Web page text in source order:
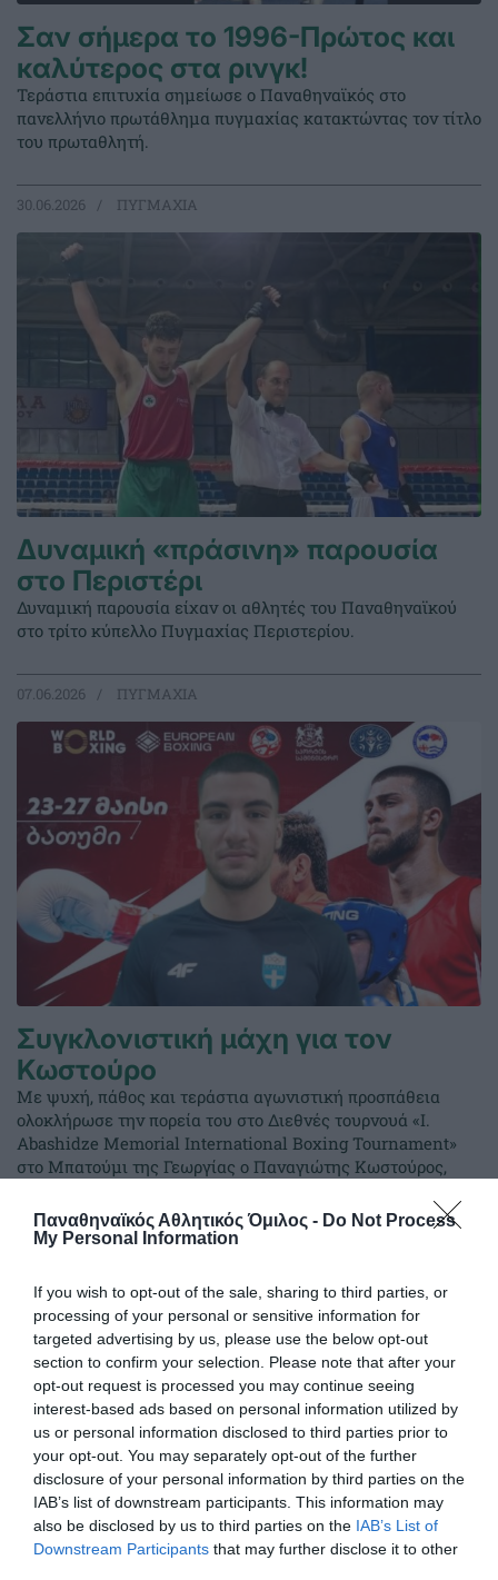
Παναθηναϊκός Αθλητικός Όμιλος - Do Not Process
My Personal Information
If you wish to opt-out of the sale, sharing to third parties, or
processing of your personal or sensitive information for
targeted advertising by us, please use the below opt-out
section to confirm your selection. Please note that after your
opt-out request is processed you may continue seeing
interest-based ads based on personal information utilized by
us or personal information disclosed to third parties prior to
your opt-out. You may separately opt-out of the further
disclosure of your personal information by third parties on the
IAB’s list of downstream participants. This information may
also be disclosed by us to third parties on the IAB’s List of
Downstream Participants that may further disclose it to other
Σαν σήμερα το 1996-Πρώτος και
καλύτερος στα ρινγκ!
Τεράστια επιτυχία σημείωσε ο Παναθηναϊκός στο
πανελλήνιο πρωτάθλημα πυγμαχίας κατακτώντας τον τίτλο
του πρωταθλητή.
30.06.2026 ΠΥΓΜΑΧΙΑ
Δυναμική «πράσινη» παρουσία
στο Περιστέρι
Δυναμική παρουσία είχαν οι αθλητές του Παναθηναϊκού
στο τρίτο κύπελλο Πυγμαχίας Περιστερίου.
07.06.2026 ΠΥΓΜΑΧΙΑ
Συγκλονιστική μάχη για τον
Κωστούρο
Με ψυχή, πάθος και τεράστια αγωνιστική προσπάθεια
ολοκλήρωσε την πορεία του στο Διεθνές τουρνουά «I.
Abashidze Memorial International Boxing Tournament»
στο Μπατούμι της Γεωργίας ο Παναγιώτης Κωστούρος,
έναν από τους πιο έμπειρους και διακεκριμένους αθλητές
της κατηγορίας.
26.05.2026 ΠΥΓΜΑΧΙΑ